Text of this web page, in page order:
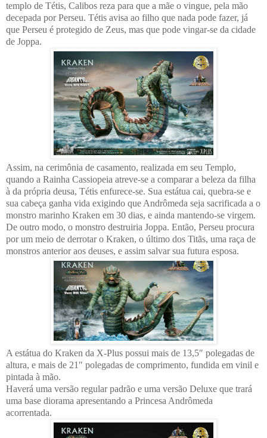
templo de Tétis, Calibos reza para que a mãe o vingue, pela mão
decepada por Perseu. Tétis avisa ao filho que nada pode fazer, já
que Perseu é protegido de Zeus, mas que pode vingar-se da cidade
de Joppa.
Assim, na cerimônia de casamento, realizada em seu Templo,
quando a Rainha Cassiopeia atreve-se a comparar a beleza da filha
à da própria deusa, Tétis enfurece-se. Sua estátua cai, quebra-se e
sua cabeça ganha vida exigindo que Andrômeda seja sacrificada a o
monstro marinho Kraken em 30 dias, e ainda mantendo-se virgem.
De outro modo, o monstro destruiria Joppa. Então, Perseu procura
por um meio de derrotar o Kraken, o último dos Titãs, uma raça de
monstros anterior aos deuses, e assim salvar sua futura esposa.
A estátua do Kraken da X-Plus possui mais de 13,5″ polegadas de
altura, e mais de 21″ polegadas de comprimento, fundida em vinil e
pintada à mão.
Haverá uma versão regular padrão e uma versão Deluxe que trará
uma base diorama apresentando a Princesa Andrômeda
acorrentada.